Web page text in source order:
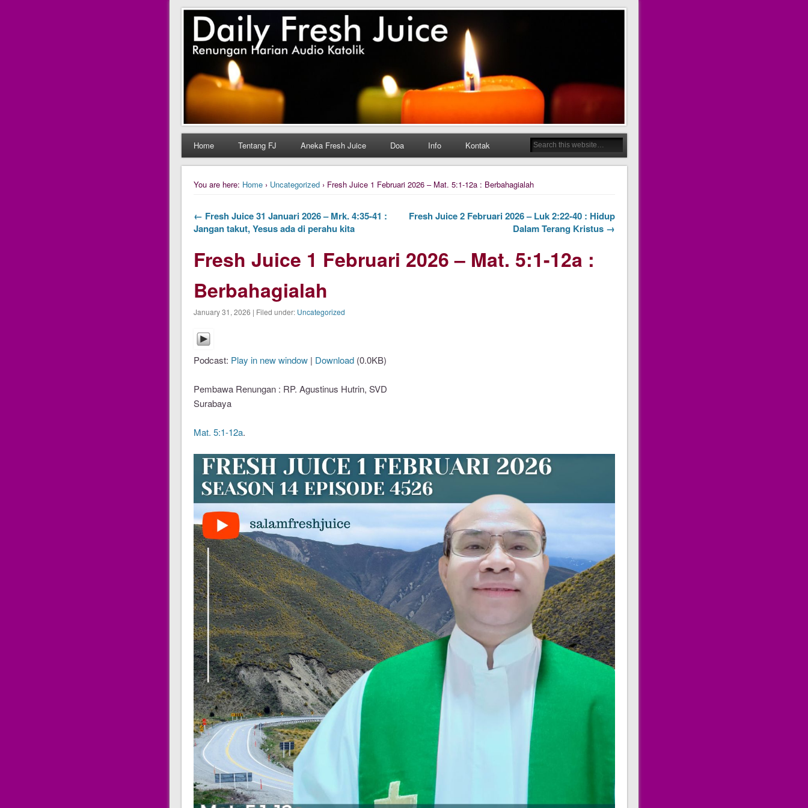
Daily Fresh Juice
Daily Fresh Juice Renungan Harian Katolik Menyejukkan dan Menyegarkan
Home Tentang FJ Aneka Fresh Juice Doa Info Kontak
You are here: Home› Uncategorized› Fresh Juice 1 Februari 2026 – Mat. 5:1-12a : Berbahagialah
← Fresh Juice 31 Januari 2026 – Mrk. 4:35-41 :
Jangan takut, Yesus ada di perahu kita
Fresh Juice 2 Februari 2026 – Luk 2:22-40 : Hidup
Dalam Terang Kristus →
Fresh Juice 1 Februari 2026 – Mat. 5:1-12a :
Berbahagialah
January 31, 2026 | Filed under: Uncategorized
Podcast: Play in new window| Download(0.0KB)
Pembawa Renungan : RP. Agustinus Hutrin, SVD
Surabaya
Mat. 5:1-12a.